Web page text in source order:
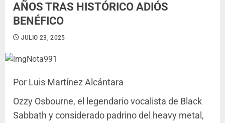
AÑOS TRAS HISTÓRICO ADIÓS
BENÉFICO
JULIO 23, 2025
Por Luis Martínez Alcántara
Ozzy Osbourne, el legendario vocalista de Black
Sabbath y considerado padrino del heavy metal,